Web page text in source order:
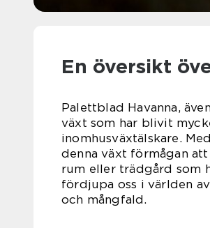
En översikt
Palettblad Havanna,
växt som har blivit
inomhusväxtälskare.
denna växt förmågan
rum eller trädgård som
fördjupa oss i världen
och mångfald.